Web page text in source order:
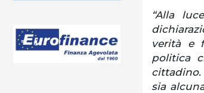
“Alla
verità e
politica
sia